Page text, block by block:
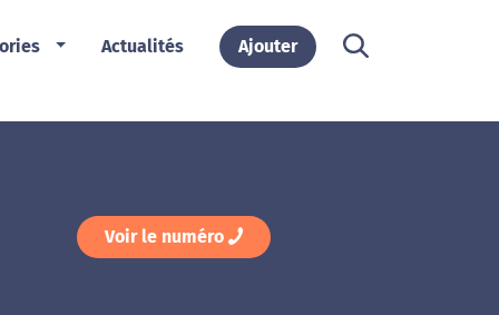
Actualités Ajouter
Voir le numéro